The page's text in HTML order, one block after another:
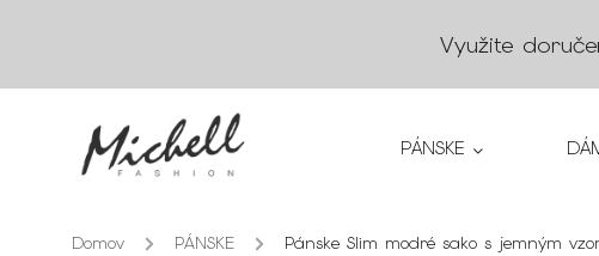
Využite
PÁNSKE
Domov / PÁNSKE / Pánske Slim modré sako s jemným